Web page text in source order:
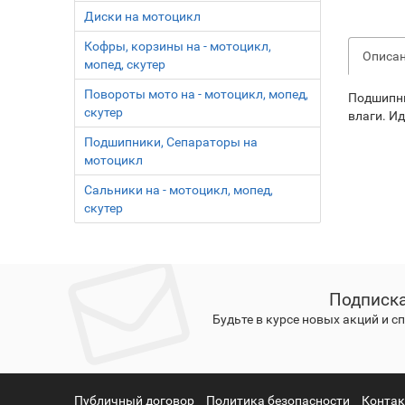
Диски на мотоцикл
Кофры, корзины на - мотоцикл,
мопед, скутер
Повороты мото на - мотоцикл, мопед,
скутер
Подшипники, Сепараторы на
мотоцикл
Сальники на - мотоцикл, мопед,
скутер
влаги.
Будьте в курсе новых акций и
Публичный договор Политика безопасности